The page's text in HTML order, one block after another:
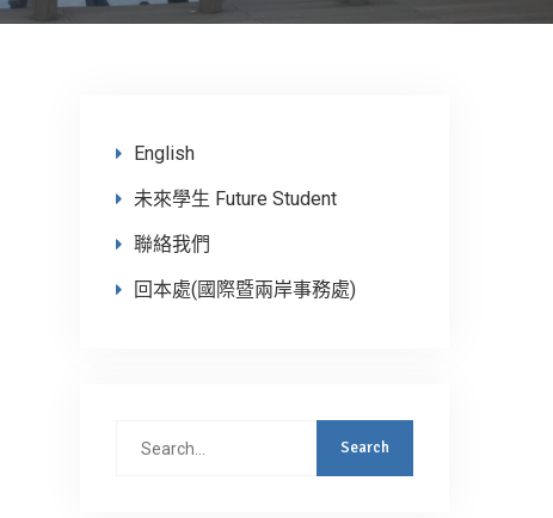
English
未來學生 Future Student
聯絡我們
回本處(國際暨兩岸事務處)
Search